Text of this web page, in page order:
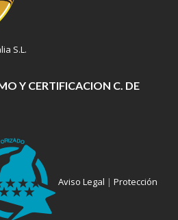
S.L.
Y CERTIFICACION C. DE
Aviso Legal | Protección